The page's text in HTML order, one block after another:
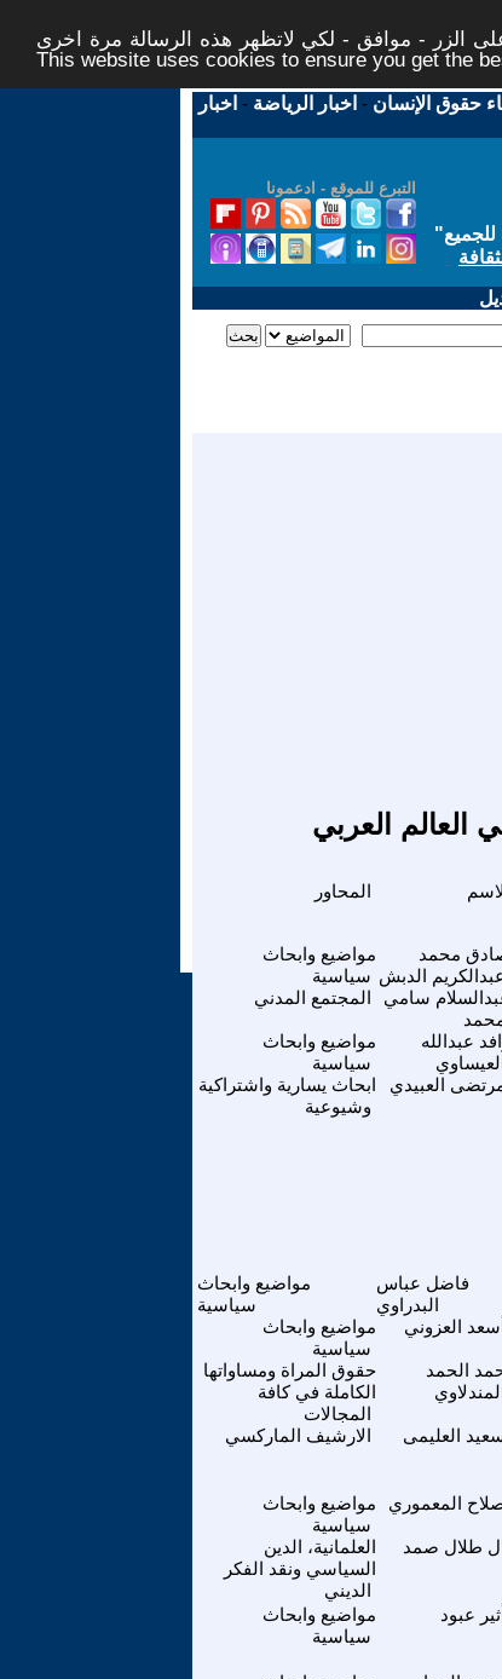
الزر - موافق - لكي لاتظهر هذه الرسالة مرة اخرى -
This website uses cookies to ensure you get the
حقوق الإنسان - اخبار الرياضة - اخبار
التبرع للموقع - ادعمونا
"
العالم العربي
مواضيع وابحاث
سياسية
محمد
الدبش
المجتمع المدني
سامي
مواضيع وابحاث
سياسية
عبدالله
ابحاث يسارية واشتراكية
وشيوعية
العبيدي
مواضيع وابحاث
سياسية
فاضل عباس
البدراوي
مواضيع وابحاث
سياسية
العزوني
حقوق المراة ومساواتها
الكاملة في كافة
المجالات
الحمد
الارشيف الماركسي العليمى
مواضيع وابحاث
سياسية
المعموري
العلمانية، الدين
السياسي ونقد الفكر
الديني
طلال صمد
مواضيع وابحاث
سياسية
عبود